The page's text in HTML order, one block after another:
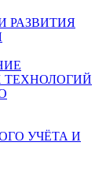
РАЗВИТИЯ
УЧЁТА И